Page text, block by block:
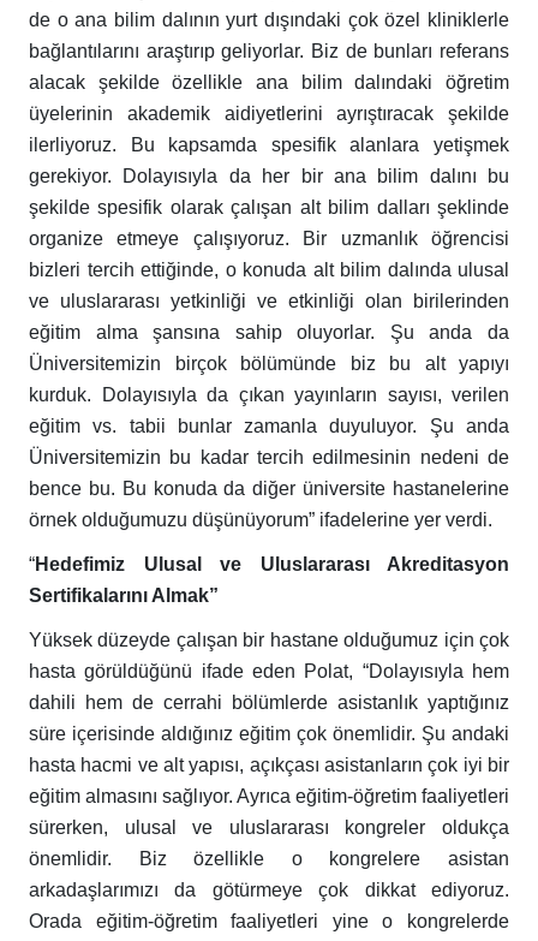
de o ana bilim dalının yurt dışındaki çok özel kliniklerle
bağlantılarını araştırıp geliyorlar. Biz de bunları referans
alacak şekilde özellikle ana bilim dalındaki öğretim
üyelerinin akademik aidiyetlerini ayrıştıracak şekilde
ilerliyoruz. Bu kapsamda spesifik alanlara yetişmek
gerekiyor. Dolayısıyla da her bir ana bilim dalını bu
şekilde spesifik olarak çalışan alt bilim dalları şeklinde
organize etmeye çalışıyoruz. Bir uzmanlık öğrencisi
bizleri tercih ettiğinde, o konuda alt bilim dalında ulusal
ve uluslararası yetkinliği ve etkinliği olan birilerinden
eğitim alma şansına sahip oluyorlar. Şu anda da
Üniversitemizin birçok bölümünde biz bu alt yapıyı
kurduk. Dolayısıyla da çıkan yayınların sayısı, verilen
eğitim vs. tabii bunlar zamanla duyuluyor. Şu anda
Üniversitemizin bu kadar tercih edilmesinin nedeni de
bence bu. Bu konuda da diğer üniversite hastanelerine
örnek olduğumuzu düşünüyorum” ifadelerine yer verdi.
“Hedefimiz Ulusal ve Uluslararası Akreditasyon
Sertifikalarını Almak”
Yüksek düzeyde çalışan bir hastane olduğumuz için çok
hasta görüldüğünü ifade eden Polat, “Dolayısıyla hem
dahili hem de cerrahi bölümlerde asistanlık yaptığınız
süre içerisinde aldığınız eğitim çok önemlidir. Şu andaki
hasta hacmi ve alt yapısı, açıkçası asistanların çok iyi bir
eğitim almasını sağlıyor. Ayrıca eğitim-öğretim faaliyetleri
sürerken, ulusal ve uluslararası kongreler oldukça
önemlidir. Biz özellikle o kongrelere asistan
arkadaşlarımızı da götürmeye çok dikkat ediyoruz.
Orada eğitim-öğretim faaliyetleri yine o kongrelerde